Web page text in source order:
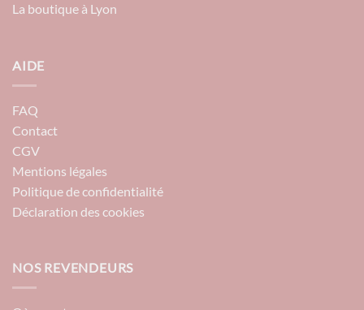
La boutique à Lyon
AIDE
FAQ
Contact
CGV
Mentions légales
Politique de confidentialité
Déclaration des cookies
NOS REVENDEURS